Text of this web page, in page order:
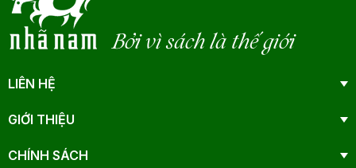
Bởi vì sách là thế giới
LIÊN HỆ
GIỚI THIỆU
CHÍNH SÁCH